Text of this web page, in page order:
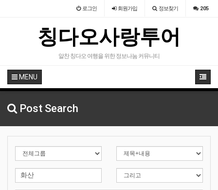
로그인 회원가입 정보찾기 205
칭다오사랑투어
알찬 칭다오 여행을 위한 정보나눔 커뮤니티
MENU
Post Search